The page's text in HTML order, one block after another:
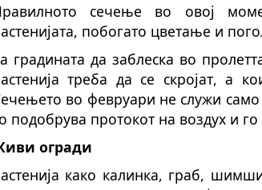
сечење во овој
побогато цветање и
градината да заблеска во
треба да се скројат, а
во февруари не служи само
подобрува протокот на воздух и
огради
како калинка, граб, ши